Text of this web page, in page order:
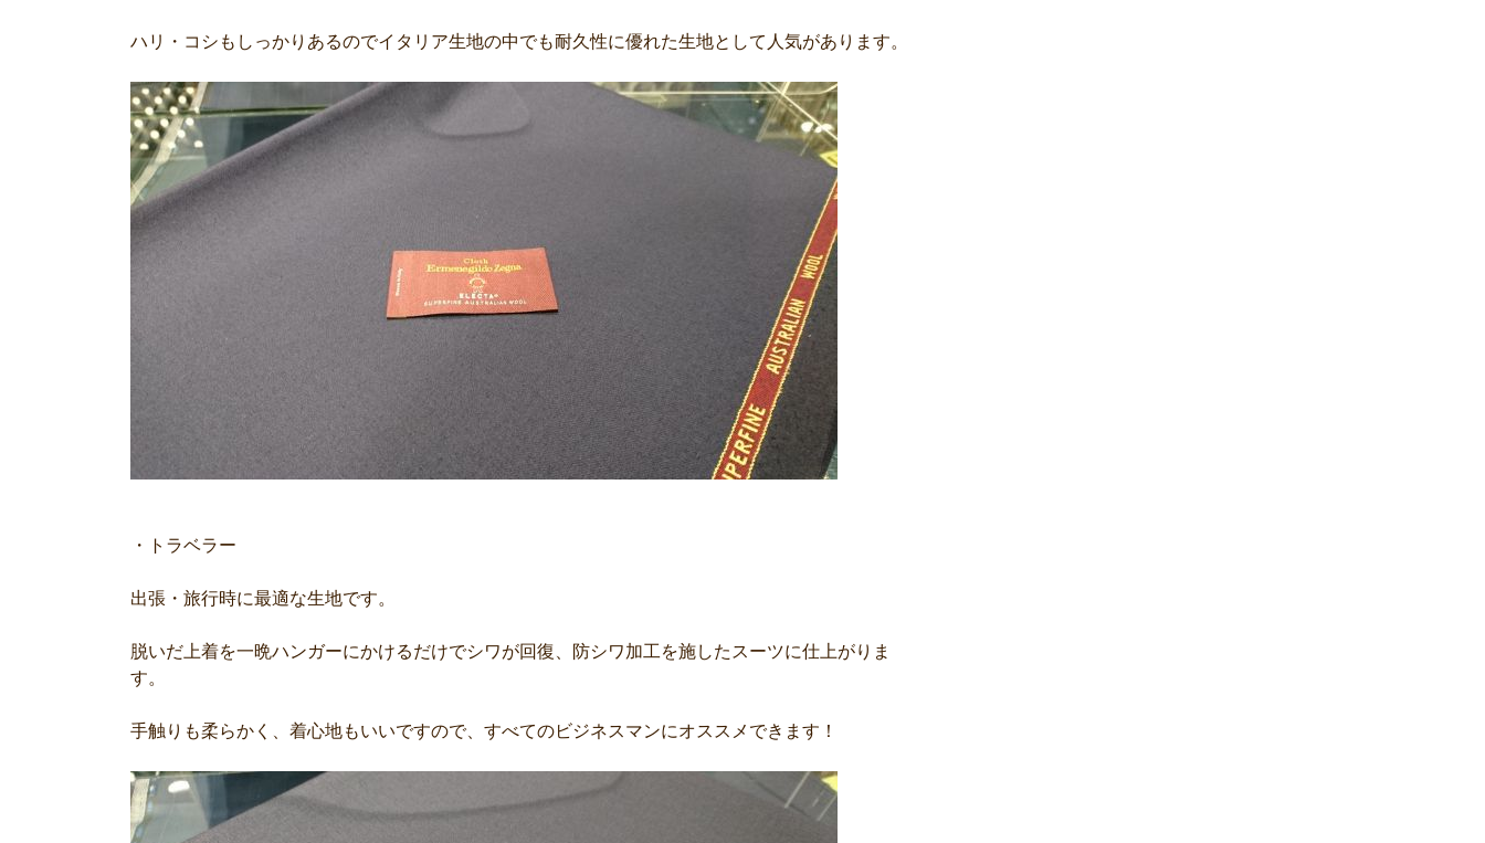
ハリ・コシもしっかりあるのでイタリア生地の中でも耐久性に優れた生地として人気があります。
・トラベラー
出張・旅行時に最適な生地です。
脱いだ上着を一晩ハンガーにかけるだけでシワが回復、防シワ加工を施したスーツに仕上がりま
す。
手触りも柔らかく、着心地もいいですので、すべてのビジネスマンにオススメできます！